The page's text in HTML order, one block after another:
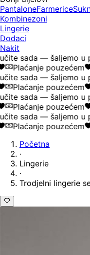
PantaloneFarmerice
Kombinezoni
Lingerie
Dodaci
Nakit
sada — šaljemo u
Plaćanje pouzećem
sada — šaljemo u
Plaćanje pouzećem
sada — šaljemo u
Plaćanje pouzećem
sada — šaljemo u
Plaćanje pouzećem
Početna
·
Lingerie
·
Trodjelni lingerie